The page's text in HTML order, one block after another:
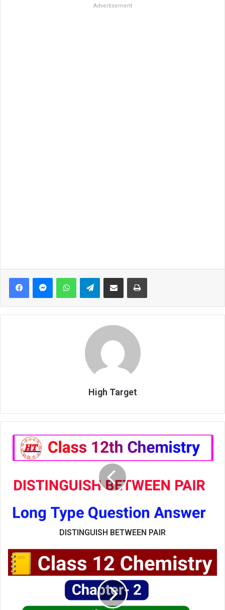
Advertisement
FacebookMessengerWhatsAppTelegramShare via Email Print
High Target
DISTINGUISH
BETWEEN
DISTINGUISH BETWEEN PAIR
Class
12th
Chemistry